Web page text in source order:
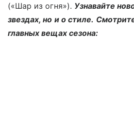
(«Шар из огня»). Узнавайте
звездах, но и о стиле.
главных вещах сезона: